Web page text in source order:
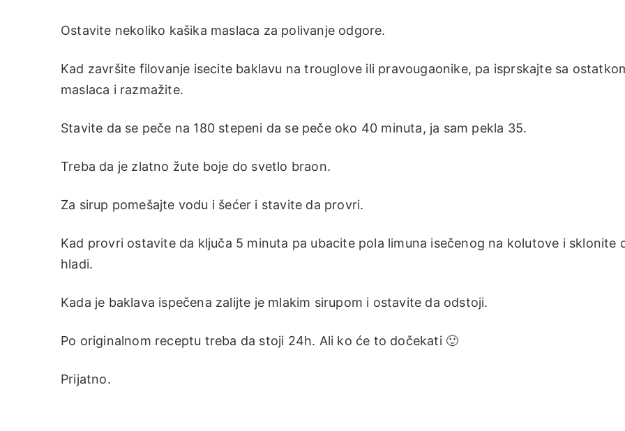
Ostavite nekoliko kašika maslaca za polivanje odgore.
Kad završite filovanje isecite baklavu na trouglove ili pravougaonike, pa isprskajte sa
maslaca i razmažite.
Stavite da se peče na 180 stepeni da se peče oko 40 minuta, ja sam pekla 35.
Treba da je zlatno žute boje do svetlo braon.
Za sirup pomešajte vodu i šećer i stavite da provri.
Kad provri ostavite da ključa 5 minuta pa ubacite pola limuna isečenog na kolutove i sklonite
hladi.
Kada je baklava ispečena zalijte je mlakim sirupom i ostavite da odstoji.
Po originalnom receptu treba da stoji 24h. Ali ko će to dočekati 🙂
Prijatno.